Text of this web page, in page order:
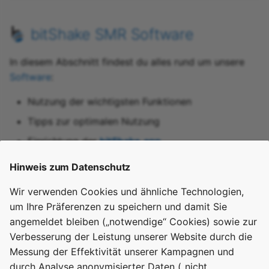
Iskra
Itron
KAIFA
Landis + Gyr
Latronic
Logarex
Metcom
bitShake SMR Software
In diesem Abschnitt findest du alles rund um unsere
Software
Nutzung der wichtigsten Funktionen
Tipps zur optimalen Nutzung
Einrichtung derbitShake.app
Support kontaktieren
Probleme? Unser Support-Team ist für dich da:
E-Mail: support@bitshake.de
Hinweis zum Datenschutz
Wir verwenden Cookies und ähnliche Technologien,
um Ihre Präferenzen zu speichern und damit Sie
angemeldet bleiben („notwendige“ Cookies) sowie zur
Verbesserung der Leistung unserer Website durch die
Messung der Effektivität unserer Kampagnen und
durch Analyse anonymisierter Daten („nicht